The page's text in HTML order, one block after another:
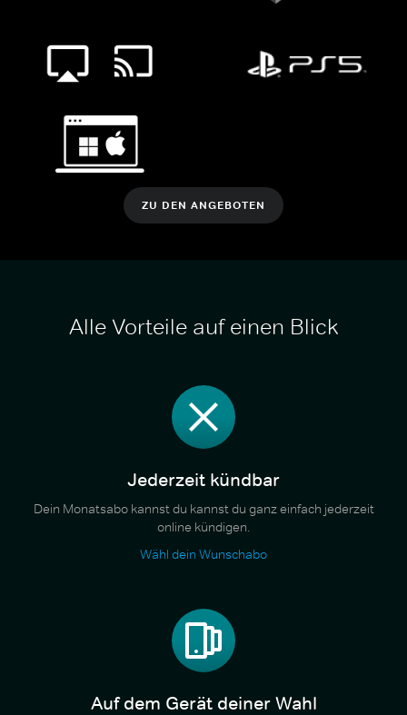
ZU DEN ANGEBOTEN
Alle Vorteile auf einen Blick
Jederzeit kündbar
Dein Monatsabo kannst du kannst du ganz einfach jederzeit
online kündigen.
Wähl dein Wunschabo
Auf dem Gerät deiner Wahl